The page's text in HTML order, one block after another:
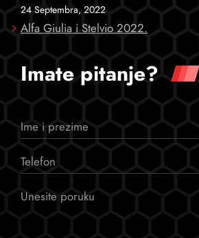
24 Septembra, 2022
Alfa Giulia i Stelvio 2022.
Imate pitanje?